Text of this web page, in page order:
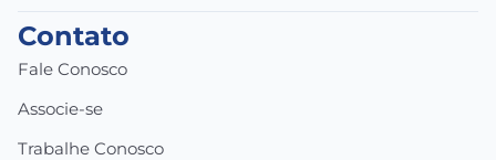
Contato
Fale Conosco
Associe-se
Trabalhe Conosco